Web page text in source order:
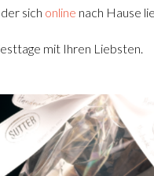
sich online nach Hause
mit Ihren Liebsten.